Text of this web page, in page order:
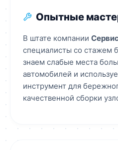
Опытные
В штате компании
специалисты со стажем
знаем слабые места
автомобилей и
инструмент для
качественной сборки